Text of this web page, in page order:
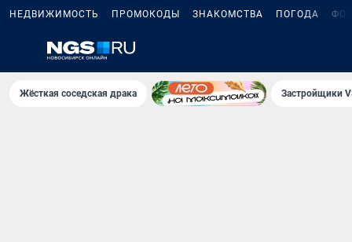
НЕДВИЖИМОСТЬ ПРОМОКОДЫ ЗНАКОМСТВА ПОГОДА
Жёсткая соседская драка Застройщики